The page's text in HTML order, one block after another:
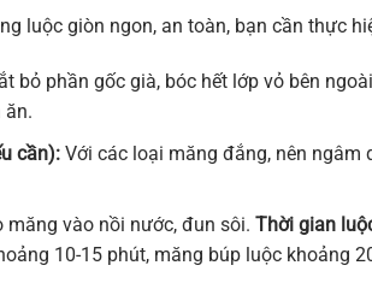
luộc giòn ngon, an toàn, bạn cần thực
bỏ phần gốc già, bóc hết lớp vỏ bên
ăn.
cần):Với các loại măng đắng, nên ngâm
măng vào nồi nước, đun sôi. Thời gian
10-15 phút, măng búp luộc khoảng